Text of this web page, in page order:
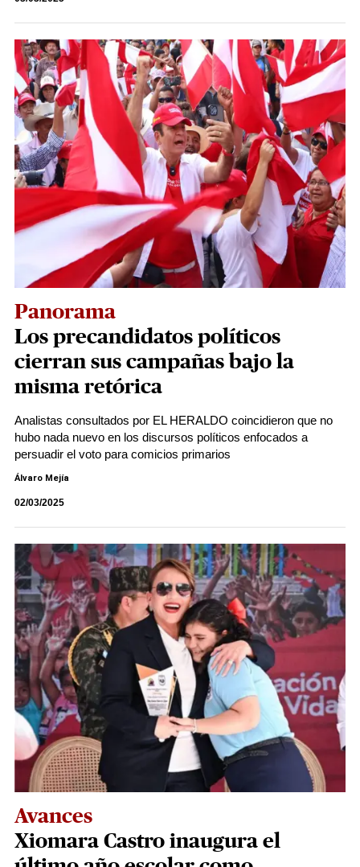
Panorama
Los precandidatos políticos
cierran sus campañas bajo la
misma retórica
Analistas consultados por EL HERALDO coincidieron que no
hubo nada nuevo en los discursos políticos enfocados a
persuadir el voto para comicios primarios
Álvaro Mejía
02/03/2025
Avances
Xiomara Castro inaugura el